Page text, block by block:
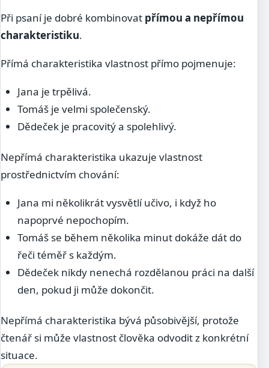
Při psaní je dobré kombinovat přímou a nepřímou
charakteristiku.
Přímá charakteristika vlastnost přímo pojmenuje:
Jana je trpělivá.
Tomáš je velmi společenský.
Dědeček je pracovitý a spolehlivý.
Nepřímá charakteristika ukazuje vlastnost
prostřednictvím chování:
Jana mi několikrát vysvětlí učivo, i když ho
napoprvé nepochopím.
Tomáš se během několika minut dokáže dát do
řeči téměř s každým.
Dědeček nikdy nenechá rozdělanou práci na další
den, pokud ji může dokončit.
Nepřímá charakteristika bývá působivější, protože
čtenář si může vlastnost člověka odvodit z konkrétní
situace.